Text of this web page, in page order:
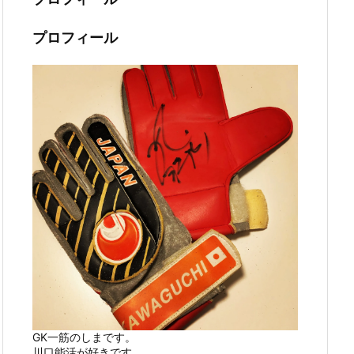
プロフィール
GK一筋のしまです。